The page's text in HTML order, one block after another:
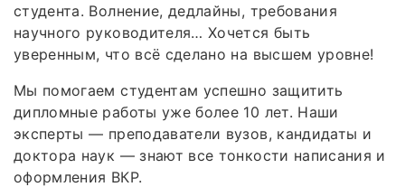
студента. Волнение, дедлайны, требования
научного руководителя… Хочется быть
уверенным, что всё сделано на высшем уровне!
Мы помогаем студентам успешно защитить
дипломные работы уже более 10 лет. Наши
эксперты — преподаватели вузов, кандидаты и
доктора наук — знают все тонкости написания и
оформления ВКР.